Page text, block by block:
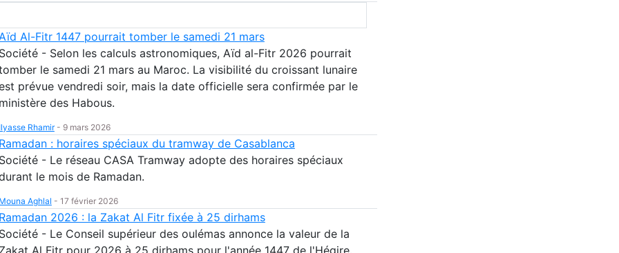
Aïd Al-Fitr 1447 pourrait tomber le samedi 21 mars
Société - Selon les calculs astronomiques, Aïd al-Fitr 2026 pourrait
le samedi 21 mars au Maroc. La visibilité du croissant lunaire
prévue vendredi soir, mais la date officielle sera confirmée par le
ministère des Habous.
Ilyasse Rhamir- 9 mars 2026
Ramadan : horaires spéciaux du tramway de Casablanca
Société - Le réseau CASA Tramway adopte des horaires spéciaux
le mois de Ramadan.
Mouna Aghlal - 17 février 2026
Ramadan 2026 : la Zakat Al Fitr fixée à 25 dirhams
Société - Le Conseil supérieur des oulémas annonce la valeur de la
Zakat Al Fitr pour 2026 à 25 dirhams pour l'année 1447 de l'Hégire.